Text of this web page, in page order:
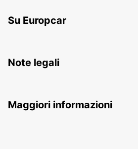
Su Europcar
Note legali
Maggiori informazioni